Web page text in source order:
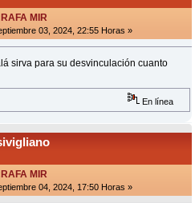
MIR
03, 2024, 22:55 Horas »
sirva para su desvinculación cuanto
En línea
MIR
04, 2024, 17:50 Horas »